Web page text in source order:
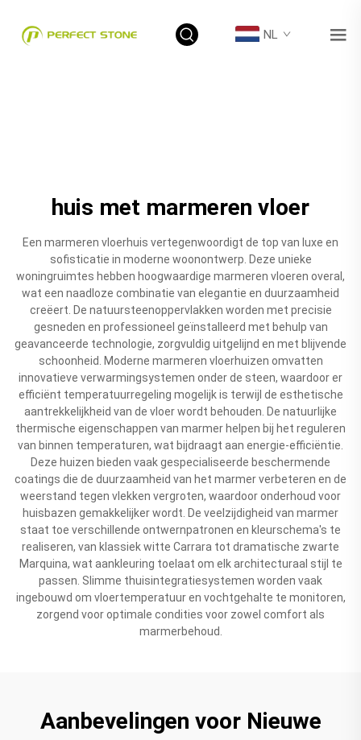
NL
huis met marmeren vloer
Een marmeren vloerhuis vertegenwoordigt de top van luxe en
sofisticatie in moderne woonontwerp. Deze unieke
woningruimtes hebben hoogwaardige marmeren vloeren overal,
wat een naadloze combinatie van elegantie en duurzaamheid
creëert. De natuursteenoppervlakken worden met precisie
gesneden en professioneel geïnstalleerd met behulp van
geavanceerde technologie, zorgvuldig uitgelijnd en met blijvende
schoonheid. Moderne marmeren vloerhuizen omvatten
innovatieve verwarmingsystemen onder de steen, waardoor er
efficiënt temperatuurregeling mogelijk is terwijl de esthetische
aantrekkelijkheid van de vloer wordt behouden. De natuurlijke
thermische eigenschappen van marmer helpen bij het reguleren
van binnen temperaturen, wat bijdraagt aan energie-efficiëntie.
Deze huizen bieden vaak gespecialiseerde beschermende
coatings die de duurzaamheid van het marmer verbeteren en de
weerstand tegen vlekken vergroten, waardoor onderhoud voor
huisbazen gemakkelijker wordt. De veelzijdigheid van marmer
staat toe verschillende ontwernpatronen en kleurschema's te
realiseren, van klassiek witte Carrara tot dramatische zwarte
Marquina, wat aankleuring toelaat om elk architecturaal stijl te
passen. Slimme thuisintegratiesystemen worden vaak
ingebouwd om vloertemperatuur en vochtgehalte te monitoren,
zorgend voor optimale condities voor zowel comfort als
marmerbehoud.
Aanbevelingen voor Nieuwe